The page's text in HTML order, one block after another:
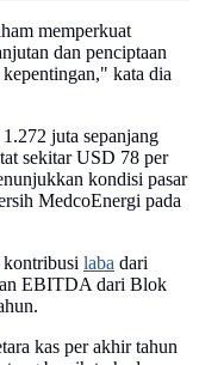
memperkuat
dan penciptaan
kata dia
juta sepanjang
sekitar USD 78 per
kondisi pasar
MedcoEnergi pada
kontribusi laba dari
EBITDA dari Blok
kas per akhir tahun